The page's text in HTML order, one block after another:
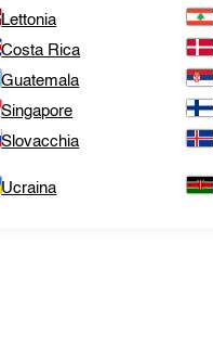
Lettonia
Costa Rica
Guatemala
Singapore
Slovacchia
Ucraina